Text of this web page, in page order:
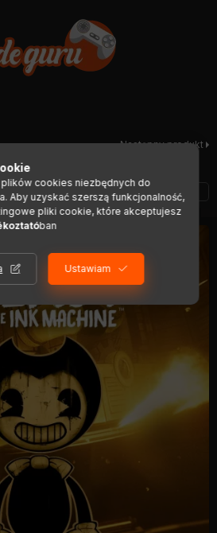
Następny produkt
Machine
cookies niezbędnych do
Aby uzyskać szerszą funkcjonalność,
pliki cookie, które akceptujesz
ban
Ustawiam